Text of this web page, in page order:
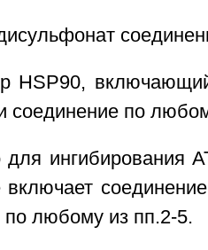
HSP90,
соединение по
ингибирования
включает
по любому из пп.2-5.